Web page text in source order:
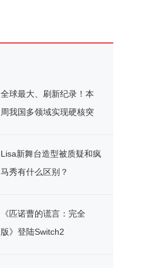
全球最大、刷新纪录！本
周我国多领域实现硬核突
Lisa新舞台造型被质疑和疯
马秀有什么区别？
《匹诺曹的谎言：完全
版》登陆Switch2